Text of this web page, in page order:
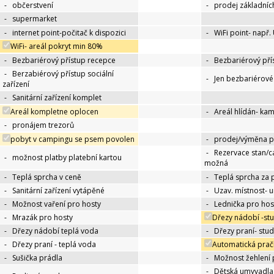
- občerstvení - prodej
- supermarket
- internet point-počitač k dispozici - WiFi point- např.
WiFi- areál pokryt min 80%
- Bezbariérový přístup recepce - Bezbariérový
- Berzabiérový přístup sociální
zařízení
- Jen bezbariérové
- Sanitární zařízení komplet
Areál kompletne oplocen
- Areál hlídán-
- pronájem trezorů
pobyt v campingu se psem povolen
- prodej/výměna
- možnost platby platební kartou - Rezervace stan/
možná
- Teplá sprcha v ceně - Teplá sprcha za
- Sanitární zařízení vytápěné - Uzav. místnost-
- Možnost vaření pro hosty - Lednička pro
- Mrazák pro hosty
Dřezy nádobí -
- Dřezy nádobí teplá voda - Dřezy praní-
- Dřezy praní - teplá voda
Automatická
- Sušička prádla - Možnost žehlení
- Dětská